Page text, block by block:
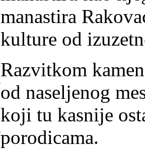
manastira
kulture od
Razvitkom
od naseljenog
koji tu kasnije
porodicama.